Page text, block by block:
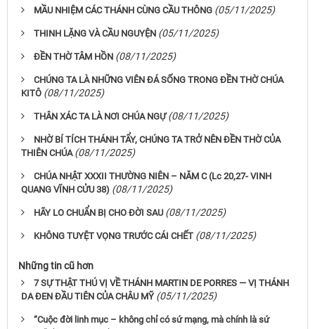
MẦU NHIỆM CÁC THÁNH CÙNG CẦU THÔNG (05/11/2025)
THINH LẶNG VÀ CẦU NGUYỆN (05/11/2025)
ĐỀN THỜ TÂM HỒN (08/11/2025)
CHÚNG TA LÀ NHỮNG VIÊN ĐÁ SỐNG TRONG ĐỀN THỜ CHÚA
KITÔ (08/11/2025)
THÂN XÁC TA LÀ NƠI CHÚA NGỰ (08/11/2025)
NHỜ BÍ TÍCH THÁNH TẨY, CHÚNG TA TRỞ NÊN ĐỀN THỜ CỦA
THIÊN CHÚA (08/11/2025)
CHÚA NHẬT XXXII THƯỜNG NIÊN – NĂM C (Lc 20,27- ​​​​​​​VINH
QUANG VĨNH CỬU 38) (08/11/2025)
HÃY LO CHUẨN BỊ CHO ĐỜI SAU (08/11/2025)
KHÔNG TUYỆT VỌNG TRƯỚC CÁI CHẾT (08/11/2025)
Những tin cũ hơn
7 SỰ THẬT THÚ VỊ VỀ THÁNH MARTIN DE PORRES — VỊ THÁNH
DA ĐEN ĐẦU TIÊN CỦA CHÂU MỸ (05/11/2025)
“Cuộc đời linh mục – không chỉ có sứ mạng, mà chính là sứ